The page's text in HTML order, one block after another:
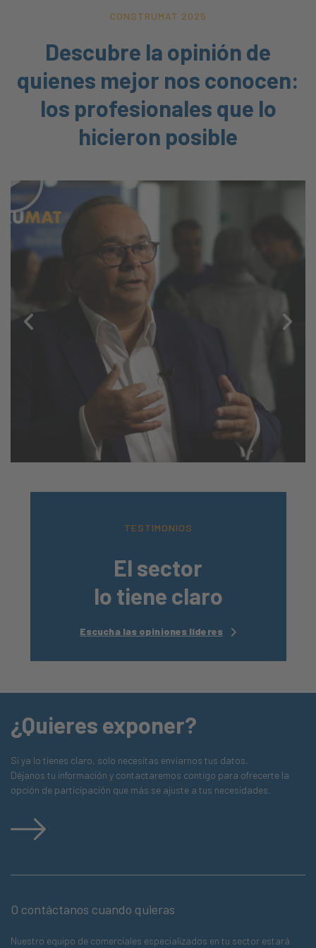
CONSTRUMAT 2025
Descubre la opinión de
quienes mejor nos conocen:
los profesionales que lo
hicieron posible
TESTIMONIOS
El sector
lo tiene claro
Escucha las opiniones líderes
¿Quieres exponer?
Si ya lo tienes claro, solo necesitas enviarnos tus datos.
Déjanos tu información y contactaremos contigo para ofrecerte la
opción de participación que más se ajuste a tus necesidades.
O contáctanos cuando quieras
Nuestro equipo de comerciales especializados en tu sector estará